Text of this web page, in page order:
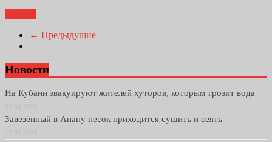
← Предыдущие
Новости
На Кубани эвакуируют жителей хуторов, которым грозит вода
Завезённый в Анапу песок приходится сушить и сеять